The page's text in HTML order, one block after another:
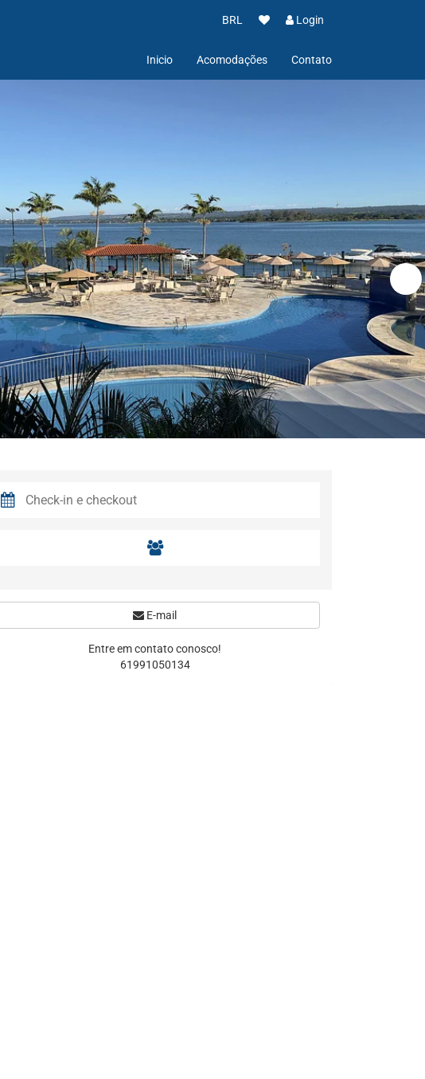
BRL Login
Inicio Acomodações Contato
E-mail
Entre em contato conosco!
61991050134